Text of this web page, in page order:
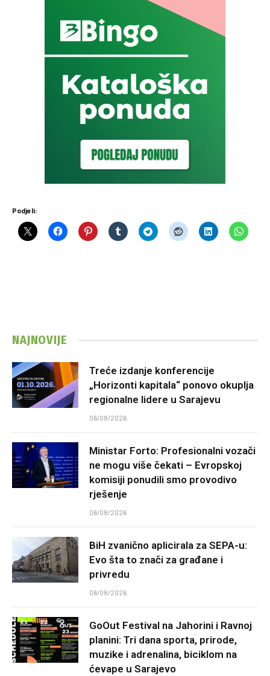
Podjeli:
NAJNOVIJE
Treće izdanje konferencije
„Horizonti kapitala“ ponovo okuplja
regionalne lidere u Sarajevu
06/08/2026
Ministar Forto: Profesionalni vozači
ne mogu više čekati – Evropskoj
komisiji ponudili smo provodivo
rješenje
06/08/2026
BiH zvanično aplicirala za SEPA-u:
Evo šta to znači za građane i
privredu
06/08/2026
GoOut Festival na Jahorini i Ravnoj
planini: Tri dana sporta, prirode,
muzike i adrenalina, biciklom na
ćevape u Sarajevo